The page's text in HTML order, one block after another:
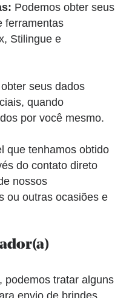
Podemos obter seus
ferramentas
Stilingue e
seus dados
quando
por você mesmo.
que tenhamos obtido
do contato direto
nossos
ou outras ocasiões e
podemos tratar alguns
envio de brindes,